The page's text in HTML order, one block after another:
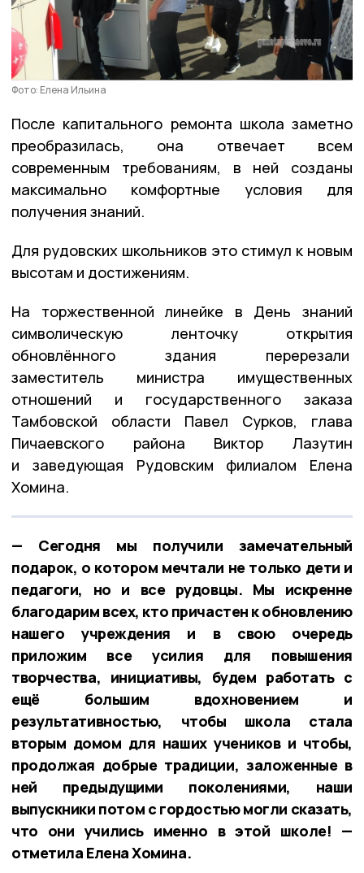
Фото: Елена Ильина
После капитального ремонта школа заметно
преобразилась, она отвечает всем
современным требованиям, в ней созданы
максимально комфортные условия для
получения знаний.
Для рудовских школьников это стимул к новым
высотам и достижениям.
На торжественной линейке в День знаний
символическую ленточку открытия
обновлённого здания перерезали
заместитель министра имущественных
отношений и государственного заказа
Тамбовской области Павел Сурков, глава
Пичаевского района Виктор Лазутин
и заведующая Рудовским филиалом Елена
Хомина.
— Сегодня мы получили замечательный
подарок, о котором мечтали не только дети и
педагоги, но и все рудовцы. Мы искренне
благодарим всех, кто причастен к обновлению
нашего учреждения и в свою очередь
приложим все усилия для повышения
творчества, инициативы, будем работать с
ещё большим вдохновением и
результативностью, чтобы школа стала
вторым домом для наших учеников и чтобы,
продолжая добрые традиции, заложенные в
ней предыдущими поколениями, наши
выпускники потом с гордостью могли сказать,
что они учились именно в этой школе! —
отметила Елена Хомина.